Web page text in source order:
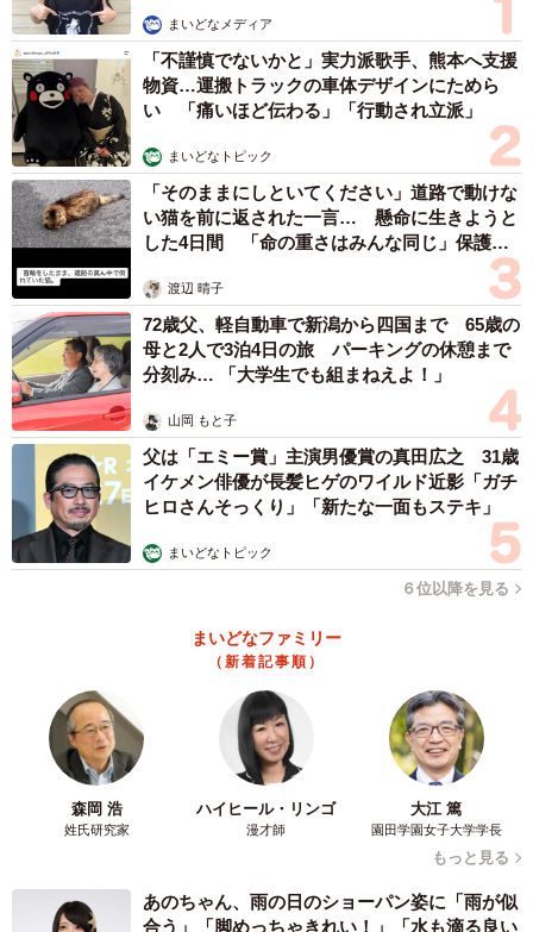
ハイブリッド車は、燃料代や税金の面で維持費を抑えられ
ます。また、走りに騒々しさがない点もメリットです。
▽（1）燃費が良い
ハイブリッド車は燃料と電気を使って走行するので、ガソ
リン車より低燃費です。以下に、ハイブリッド車とガソリ
ン車の燃費差、1万km走行時の燃料代目安差をまとめまし
た。
※ホンダ フィット（コンパクトカー）、トヨタ ヤリスクロ
ス（SUV）、日産 セレナ（ミニバン）で比較。燃料代はレ
ギュラーガソリン170円/Lで計算
【ホンダ「フィット」※HOMEグレード/2WD】
・ハイブリッド車：29.0km/L
・ガソリン車：18.5km/L
・1万km走行時の燃料代目安差：3万3271円
・ハイブリッド車：30.2km/L
・ガソリン車：19.4km/L
・1万km走行時の燃料代目安差：3万1337円
【日産「セレナ」※XVグレード/2WD】
・ハイブリッド車：19.3 km/L
まいどなメディア
「不謹慎でないかと」実力派歌手、熊本へ支援
物資…運搬トラックの車体デザインにためら
い 「痛いほど伝わる」「行動され立派」
まいどなトピック
「そのままにしといてください」道路で動けな
い猫を前に返された一言… 懸命に生きようと
した4日間 「命の重さはみんな同じ」保護団
渡辺 晴子
72歳父、軽自動車で新潟から四国まで 65歳の
母と2人で3泊4日の旅 パーキングの休憩まで
分刻み… 「大学生でも組まねえよ！」
山岡 もと子
父は「エミー賞」主演男優賞の真田広之 31歳
イケメン俳優が長髪ヒゲのワイルド近影「ガチ
ヒロさんそっくり」「新たな一面もステキ」
まいどなトピック
６位以降を見る
まいどなファミリー
（新着記事順）
森岡 浩
姓氏研究家
ハイヒール・リンゴ
漫才師
大江 篤
園田学園女子大学学長
もっと見る
あのちゃん、雨の日のショーパン姿に「雨が似
合う」「脚めっちゃきれい！」「水も滴る良い